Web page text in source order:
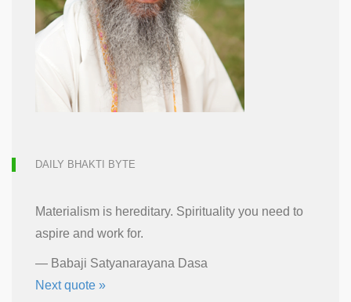
DAILY BHAKTI BYTE
Materialism is hereditary. Spirituality you need to
aspire and work for.
— Babaji Satyanarayana Dasa
Next quote »